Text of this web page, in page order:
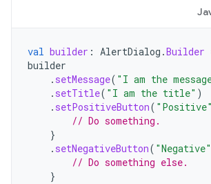
val builder : AlertDialog .Builder
builder
. setMessage( "I am the
. setTitle( "I am the title" )
. setPositiveButton( "Positive"
// Do something.
}
. setNegativeButton( "Negative"
// Do something else.
}